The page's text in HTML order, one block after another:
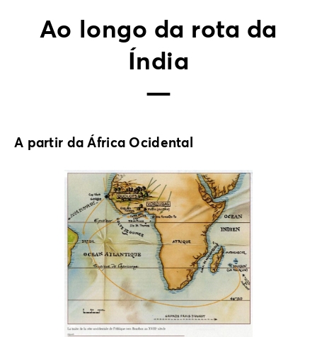
Ao longo da rota da
Índia
A partir da África Ocidental